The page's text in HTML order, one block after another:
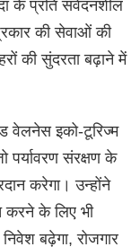
के प्रति संवेदनशील
की सेवाओं की
की सुंदरता बढ़ाने में
वेलनेस इको-टूरिज्म
पर्यावरण संरक्षण के
करेगा। उन्होंने
करने के लिए भी
बढ़ेगा, रोजगार